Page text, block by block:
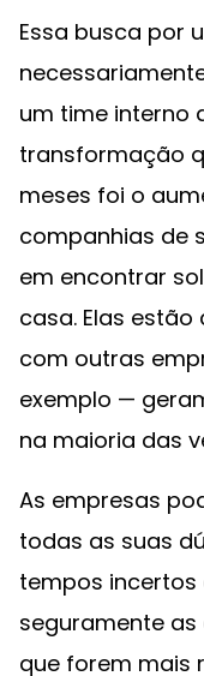
Essa busca por
um time interno
transformação
meses foi o
companhias de
em encontrar
casa. Elas
com outras
exemplo —
na maioria das
As empresas
todas as suas
tempos
seguramente
que forem mais